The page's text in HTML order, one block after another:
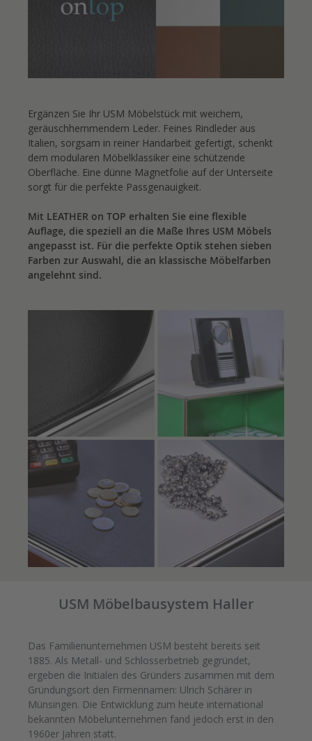
Ergänzen Sie Ihr USM Möbelstück mit weichem,
geräuschhemmendem Leder. Feines Rindleder aus
Italien, sorgsam in reiner Handarbeit gefertigt, schenkt
dem modularen Möbelklassiker eine schützende
Oberfläche. Eine dünne Magnetfolie auf der Unterseite
sorgt für die perfekte Passgenauigkeit.
Mit LEATHER on TOP erhalten Sie eine flexible
Auflage, die speziell an die Maße Ihres USM Möbels
angepasst ist. Für die perfekte Optik stehen sieben
Farben zur Auswahl, die an klassische Möbelfarben
angelehnt sind.
USM Möbelbausystem Haller
Das Familienunternehmen USM besteht bereits seit
1885. Als Metall- und Schlosserbetrieb gegründet,
ergeben die Initialen des Gründers zusammen mit dem
Gründungsort den Firmennamen: Ulrich Schärer in
Münsingen. Die Entwicklung zum heute international
bekannten Möbelunternehmen fand jedoch erst in den
1960er Jahren statt.